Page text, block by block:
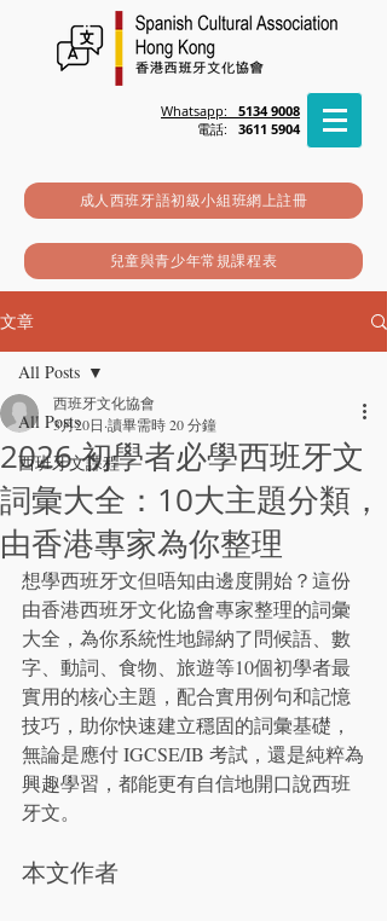
Whatsapp: 5134 9008
電話: 3611 5904
成人西班牙語初級小組班網上註冊
兒童與青少年常規課程表
文章
All Posts
西班牙文課程
All Posts
2026 初學者必學西班牙文
詞彙大全：10大主題分類，
由香港專家為你整理
西班牙文化協會
3月20日 讀畢需時 20 分鐘
想學西班牙文但唔知由邊度開始？這份
由香港西班牙文化協會專家整理的詞彙
大全，為你系統性地歸納了問候語、數
字、動詞、食物、旅遊等10個初學者最
實用的核心主題，配合實用例句和記憶
技巧，助你快速建立穩固的詞彙基礎，
無論是應付 IGCSE/IB 考試，還是純粹為
興趣學習，都能更有自信地開口說西班
牙文。
本文作者